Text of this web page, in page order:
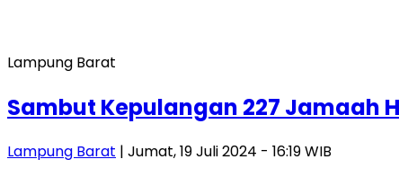
Lampung Barat
Sambut Kepulangan 227 Jamaah
Lampung Barat | Jumat, 19 Juli 2024 - 16:19 WIB